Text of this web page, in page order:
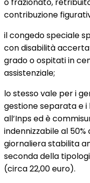
o frazionato,
contribuzione
il congedo speciale
con disabilità
grado o ospitati in
assistenziale;
lo stesso vale per i
gestione separata e
all’Inps ed è
indennizzabile al
giornaliera stabilita
seconda della
(circa 22,00 euro).